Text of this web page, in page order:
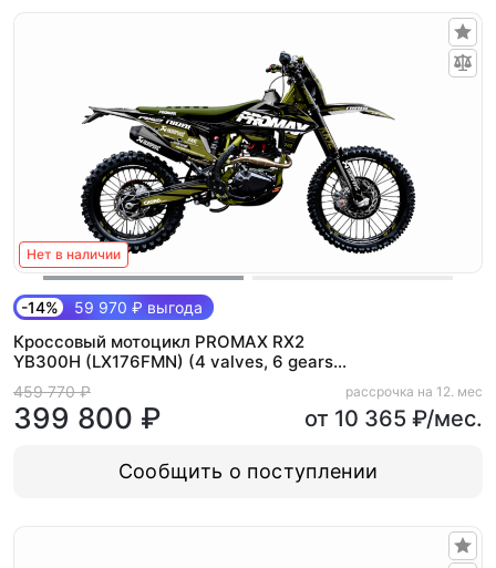
Нет в наличии
-14% 59 970 ₽ выгода
Кроссовый мотоцикл PROMAX RX2
YB300H (LX176FMN) (4 valves, 6 gears)
Зеленый
459 770 ₽
399 800 ₽
рассрочка на 12. мес
от 10 365 ₽/мес.
Сообщить о поступлении